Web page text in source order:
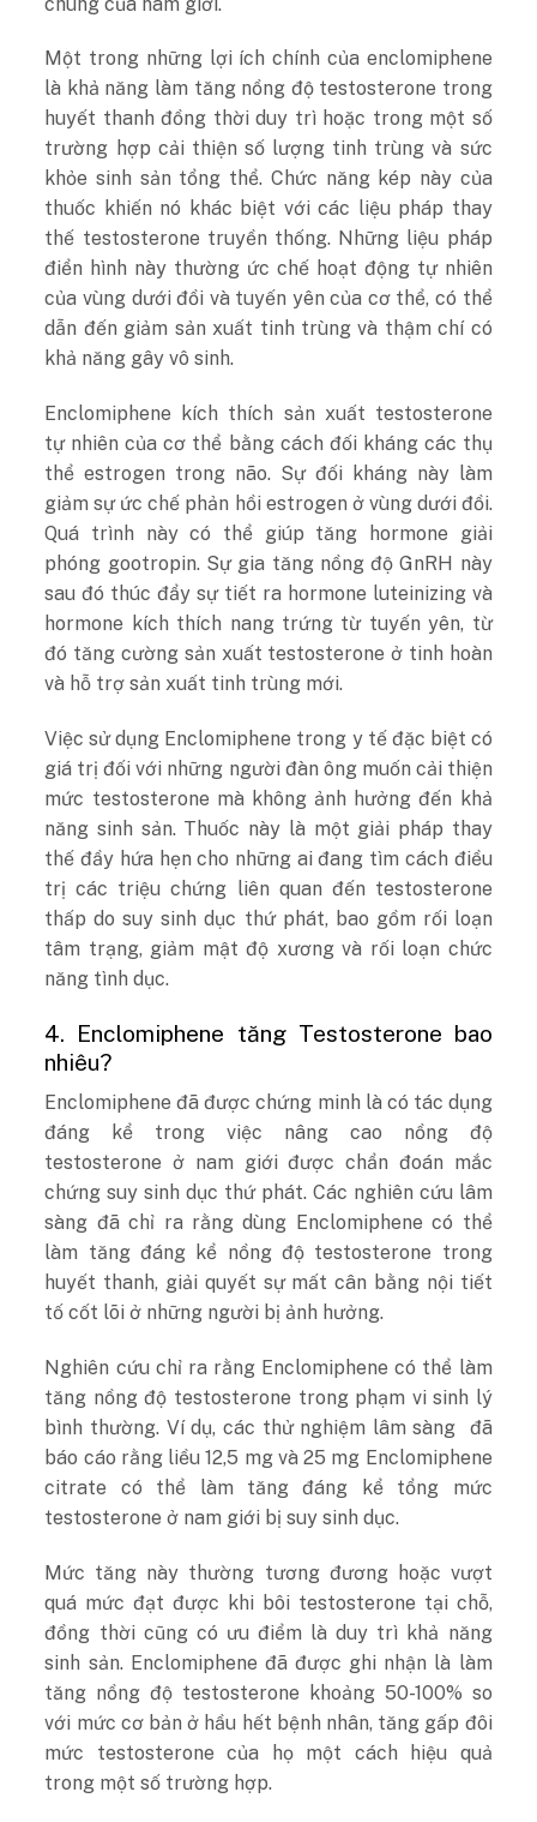
Một trong những lợi ích chính của enclomiphene
là khả năng làm tăng nồng độ testosterone trong
huyết thanh đồng thời duy trì hoặc trong một số
trường hợp cải thiện số lượng tinh trùng và sức
khỏe sinh sản tổng thể. Chức năng kép này của
thuốc khiến nó khác biệt với các liệu pháp thay
thế testosterone truyền thống. Những liệu pháp
điển hình này thường ức chế hoạt động tự nhiên
của vùng dưới đồi và tuyến yên của cơ thể, có thể
dẫn đến giảm sản xuất tinh trùng và thậm chí có
khả năng gây vô sinh.
Enclomiphene kích thích sản xuất testosterone
tự nhiên của cơ thể bằng cách đối kháng các thụ
thể estrogen trong não. Sự đối kháng này làm
giảm sự ức chế phản hồi estrogen ở vùng dưới đồi.
Quá trình này có thể giúp tăng hormone giải
phóng gootropin. Sự gia tăng nồng độ GnRH này
sau đó thúc đẩy sự tiết ra hormone luteinizing và
hormone kích thích nang trứng từ tuyến yên, từ
đó tăng cường sản xuất testosterone ở tinh hoàn
và hỗ trợ sản xuất tinh trùng mới.
Việc sử dụng Enclomiphene trong y tế đặc biệt có
giá trị đối với những người đàn ông muốn cải thiện
mức testosterone mà không ảnh hưởng đến khả
năng sinh sản. Thuốc này là một giải pháp thay
thế đầy hứa hẹn cho những ai đang tìm cách điều
trị các triệu chứng liên quan đến testosterone
thấp do suy sinh dục thứ phát, bao gồm rối loạn
tâm trạng, giảm mật độ xương và rối loạn chức
năng tình dục.
4. Enclomiphene tăng Testosterone bao
nhiêu?
Enclomiphene đã được chứng minh là có tác dụng
đáng kể trong việc nâng cao nồng độ
testosterone ở nam giới được chẩn đoán mắc
chứng suy sinh dục thứ phát. Các nghiên cứu lâm
sàng đã chỉ ra rằng dùng Enclomiphene có thể
làm tăng đáng kể nồng độ testosterone trong
huyết thanh, giải quyết sự mất cân bằng nội tiết
tố cốt lõi ở những người bị ảnh hưởng.
Nghiên cứu chỉ ra rằng Enclomiphene có thể làm
tăng nồng độ testosterone trong phạm vi sinh lý
bình thường. Ví dụ, các thử nghiệm lâm sàng đã
báo cáo rằng liều 12,5 mg và 25 mg Enclomiphene
citrate có thể làm tăng đáng kể tổng mức
testosterone ở nam giới bị suy sinh dục.
Mức tăng này thường tương đương hoặc vượt
quá mức đạt được khi bôi testosterone tại chỗ,
đồng thời cũng có ưu điểm là duy trì khả năng
sinh sản. Enclomiphene đã được ghi nhận là làm
tăng nồng độ testosterone khoảng 50-100% so
với mức cơ bản ở hầu hết bệnh nhân, tăng gấp đôi
mức testosterone của họ một cách hiệu quả
trong một số trường hợp.